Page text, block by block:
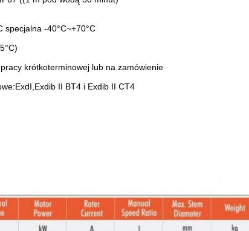
specjalna -40°C~+70°C
krótkoterminowej lub na zamówienie
II BT4 i Exdib II CT4